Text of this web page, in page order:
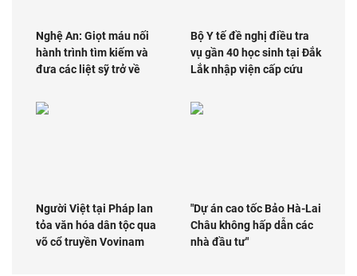
Nghệ An: Giọt máu nối
hành trình tìm kiếm và
đưa các liệt sỹ trở về
Bộ Y tế đề nghị điều tra
vụ gần 40 học sinh tại Đắk
Lắk nhập viện cấp cứu
Người Việt tại Pháp lan
tỏa văn hóa dân tộc qua
võ cổ truyền Vovinam
"Dự án cao tốc Bảo Hà-Lai
Châu không hấp dẫn các
nhà đầu tư"